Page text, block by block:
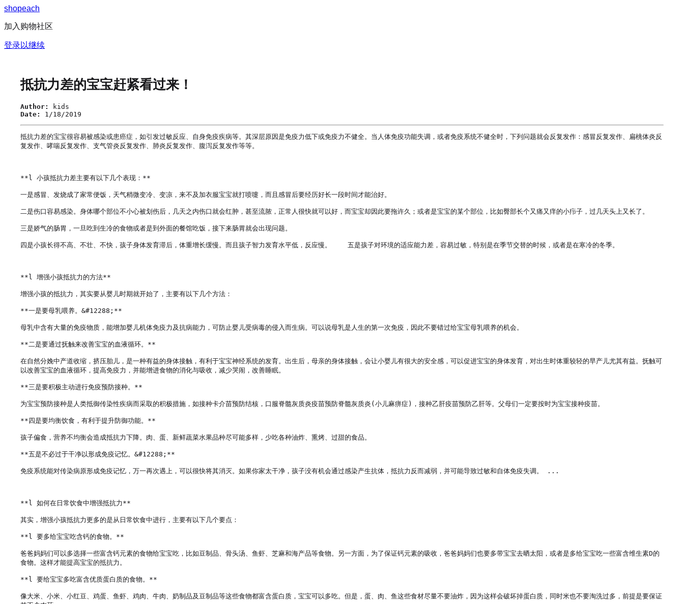
shopeach
加入购物社区
登录以继续
抵抗力差的宝宝赶紧看过来！
Author:
kids
Date:
1/18/2019
抵抗力差的宝宝很容易被感染或患癌症，如引发过敏反应、自身免疫疾病等。其深层原因是免疫力低下或免疫力不健全。当人体免疫功能失调，或者免疫系统不健全时，下列问题就会反复发作：感冒反复发作、扁桃体炎反
复发作、哮喘反复发作、支气管炎反复发作、肺炎反复发作、腹泻反复发作等等。
**l 小孩抵抗力差主要有以下几个表现：**
一是感冒、发烧成了家常便饭，天气稍微变冷、变凉，来不及加衣服宝宝就打喷嚏，而且感冒后要经历好长一段时间才能治好。
二是伤口容易感染。身体哪个部位不小心被划伤后，几天之内伤口就会红肿，甚至流脓，正常人很快就可以好，而宝宝却因此要拖许久；或者是宝宝的某个部位，比如臀部长个又痛又痒的小疖子，过几天头上又长了。
三是娇气的肠胃，一旦吃到生冷的食物或者是到外面的餐馆吃饭，接下来肠胃就会出现问题。
四是小孩长得不高、不壮、不快，孩子身体发育滞后，体重增长缓慢。而且孩子智力发育水平低，反应慢。    五是孩子对环境的适应能力差，容易过敏，特别是在季节交替的时候，或者是在寒冷的冬季。
**l 增强小孩抵抗力的方法**
增强小孩的抵抗力，其实要从婴儿时期就开始了，主要有以下几个方法：
**一是要母乳喂养。&#12288;**
母乳中含有大量的免疫物质，能增加婴儿机体免疫力及抗病能力，可防止婴儿受病毒的侵入而生病。可以说母乳是人生的第一次免疫，因此不要错过给宝宝母乳喂养的机会。
**二是要通过抚触来改善宝宝的血液循环。**
在自然分娩中产道收缩，挤压胎儿，是一种有益的身体接触，有利于宝宝神经系统的发育。出生后，母亲的身体接触，会让小婴儿有很大的安全感，可以促进宝宝的身体发育，对出生时体重较轻的早产儿尤其有益。抚触可
以改善宝宝的血液循环，提高免疫力，并能增进食物的消化与吸收，减少哭闹，改善睡眠。
**三是要积极主动进行免疫预防接种。**
为宝宝预防接种是人类抵御传染性疾病而采取的积极措施，如接种卡介苗预防结核，口服脊髓灰质炎疫苗预防脊髓灰质炎(小儿麻痹症)，接种乙肝疫苗预防乙肝等。父母们一定要按时为宝宝接种疫苗。
**四是要均衡饮食，有利于提升防御功能。**
孩子偏食，营养不均衡会造成抵抗力下降。肉、蛋、新鲜蔬菜水果品种尽可能多样，少吃各种油炸、熏烤、过甜的食品。
**五是不必过于干净以形成免疫记忆。&#12288;**
免疫系统能对传染病原形成免疫记忆，万一再次遇上，可以很快将其消灭。如果你家太干净，孩子没有机会通过感染产生抗体，抵抗力反而减弱，并可能导致过敏和自体免疫失调。 ...
**l 如何在日常饮食中增强抵抗力**
其实，增强小孩抵抗力更多的是从日常饮食中进行，主要有以下几个要点：
**l 要多给宝宝吃含钙的食物。**
爸爸妈妈们可以多选择一些富含钙元素的食物给宝宝吃，比如豆制品、骨头汤、鱼虾、芝麻和海产品等食物。另一方面，为了保证钙元素的吸收，爸爸妈妈们也要多带宝宝去晒太阳，或者是多给宝宝吃一些富含维生素D的
食物。这样才能提高宝宝的抵抗力。
**l 要给宝宝多吃富含优质蛋白质的食物。**
像大米、小米、小红豆、鸡蛋、鱼虾、鸡肉、牛肉、奶制品及豆制品等这些食物都富含蛋白质，宝宝可以多吃。但是，蛋、肉、鱼这些食材尽量不要油炸，因为这样会破坏掉蛋白质，同时米也不要淘洗过多，前提是要保证